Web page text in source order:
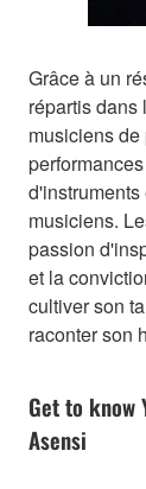
Grâce à un
répartis dans
musiciens
musiciens.
passion
et la
cultiver son
raconter son
Get to know
Asensi